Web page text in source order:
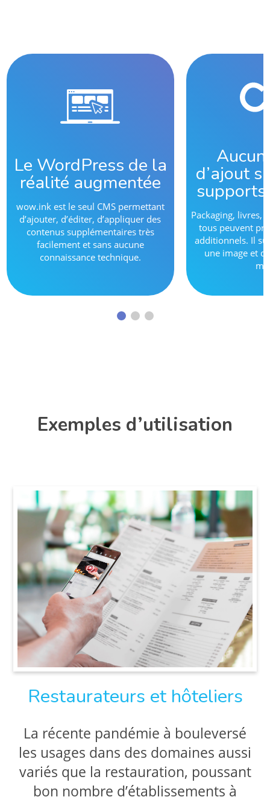
Le WordPress de la
réalité augmentée
wow.ink est le seul CMS permettant
d’ajouter, d’éditer, d’appliquer des
contenus supplémentaires très
facilement et sans aucune
connaissance technique.
d’ajout
Packaging, livres,
tous peuvent
additionnels. Il
une image et
Exemples d’utilisation
Restaurateurs et hôteliers
La récente pandémie à bouleversé
les usages dans des domaines aussi
variés que la restauration, poussant
bon nombre d’établissements à